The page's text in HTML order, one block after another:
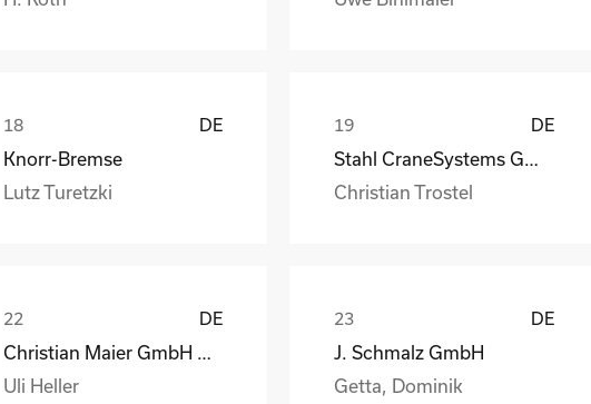
DE
Knorr-Bremse
Lutz Turetzki
DE
Christian Trostel
DE
Uli Heller
DE
J. Schmalz GmbH
Getta, Dominik